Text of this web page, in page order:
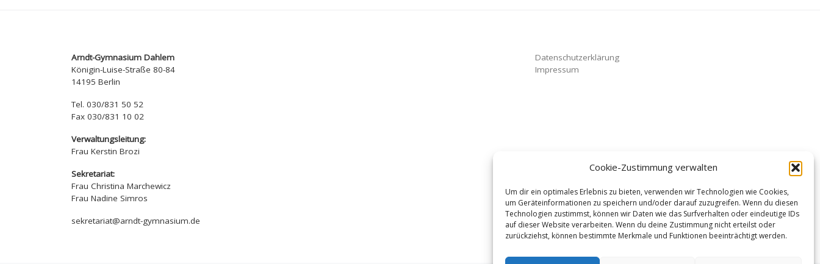
Cookie-Zustimmung verwalten
Um dir ein optimales Erlebnis zu bieten, verwenden wir Technologien wie Cookies,
um Geräteinformationen zu speichern und/oder darauf zuzugreifen. Wenn du diesen
Technologien zustimmst, können wir Daten wie das Surfverhalten oder eindeutige IDs
auf dieser Website verarbeiten. Wenn du deine Zustimmung nicht erteilst oder
zurückziehst, können bestimmte Merkmale und Funktionen beeinträchtigt werden.
Arndt-Gymnasium Dahlem
Königin-Luise-Straße 80-84
14195 Berlin
Tel. 030/831 50 52
Fax 030/831 10 02
Verwaltungsleitung:
Frau Kerstin Brozi
Sekretariat:
Frau Christina Marchewicz
Frau Nadine Simros
sekretariat@arndt-gymnasium.de
Datenschutzerklärung
Impressum